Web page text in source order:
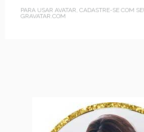
PARA USAR AVATAR, CADASTRE-SE COM
GRAVATAR.COM